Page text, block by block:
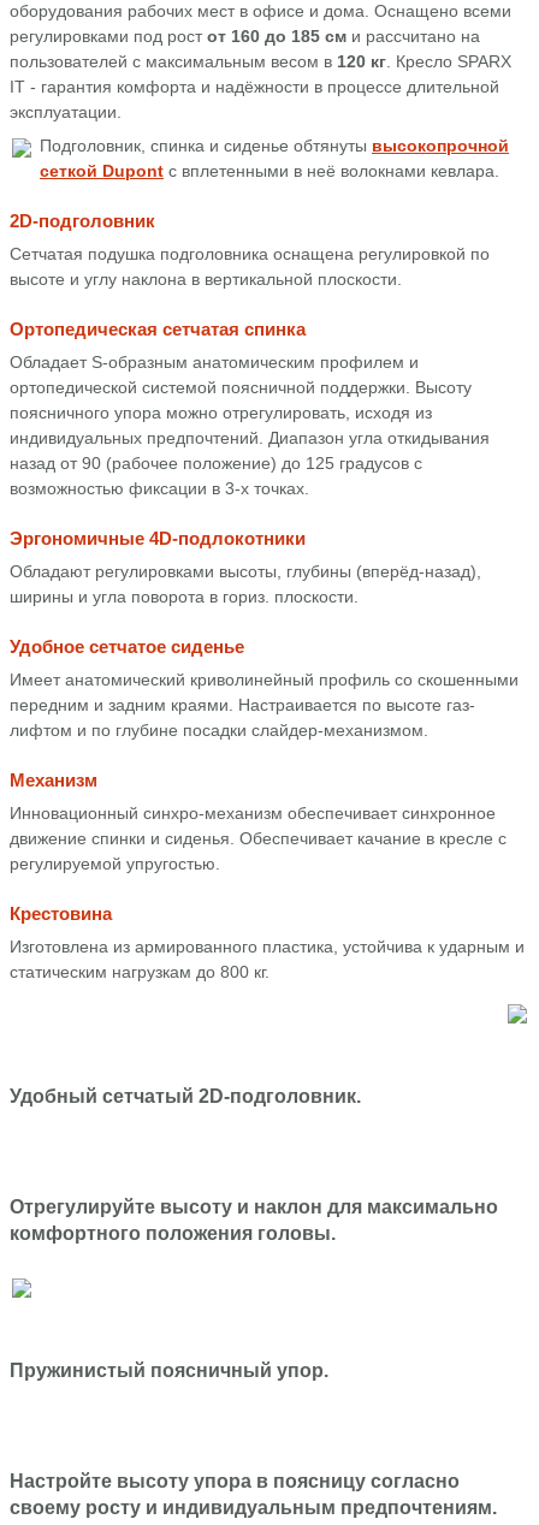
оборудования рабочих мест в офисе и дома. Оснащено всеми
регулировками под ростот 160 до 185 см и рассчитано на
пользователей с максимальным весом в 120 кг . Кресло SPARX
IT - гарантия комфорта и надёжности в процессе длительной
эксплуатации.
Подголовник, спинка и сиденье обтянуты высокопрочной
сеткой Dupont с вплетенными в неё волокнами кевлара.
2D-подголовник
Сетчатая подушка подголовника оснащена регулировкой по
высоте и углу наклона в вертикальной плоскости.
Ортопедическая сетчатая спинка
Обладает S-образным анатомическим профилем и
ортопедической системой поясничной поддержки. Высоту
поясничного упора можно отрегулировать, исходя из
индивидуальных предпочтений. Диапазон угла откидывания
назад от 90 (рабочее положение) до 125 градусов с
возможностью фиксации в 3-х точках.
Эргономичные 4D-подлокотники
Обладают регулировками высоты, глубины (вперёд-назад),
ширины и угла поворота в гориз. плоскости.
Удобное сетчатое сиденье
Имеет анатомический криволинейный профиль со скошенными
передним и задним краями. Настраивается по высоте газ-
лифтом и по глубине посадки слайдер-механизмом.
Механизм
Инновационный синхро-механизм обеспечивает синхронное
движение спинки и сиденья. Обеспечивает качание в кресле с
регулируемой упругостью.
Крестовина
Изготовлена из армированного пластика, устойчива к ударным и
статическим нагрузкам до 800 кг.
Удобный сетчатый 2D-подголовник.
Отрегулируйте высоту и наклон для максимально
комфортного положения головы.
Пружинистый поясничный упор.
Настройте высоту упора в поясницу согласно
своему росту и индивидуальным предпочтениям.